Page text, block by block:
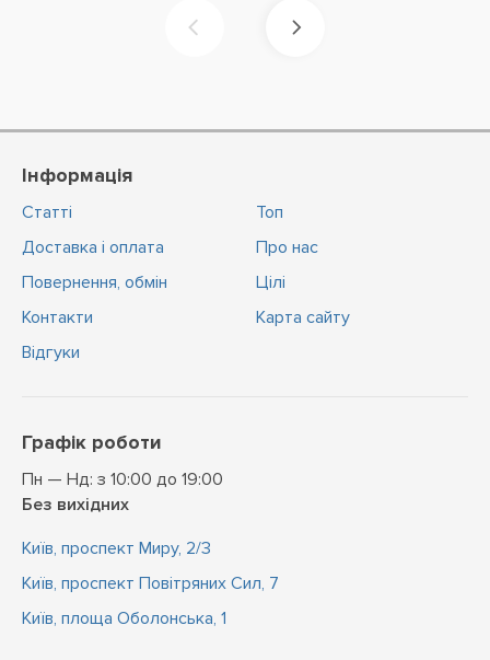
Інформація
Статті
Доставка і оплата
Повернення, обмін
Контакти
Відгуки
Топ
Про нас
Цiлi
Карта сайту
Графік роботи
Пн — Нд: з 10:00 до 19:00
Без вихідних
Київ, проспект Миру, 2/3
Київ, проспект Повітряних Сил, 7
Київ, площа Оболонська, 1